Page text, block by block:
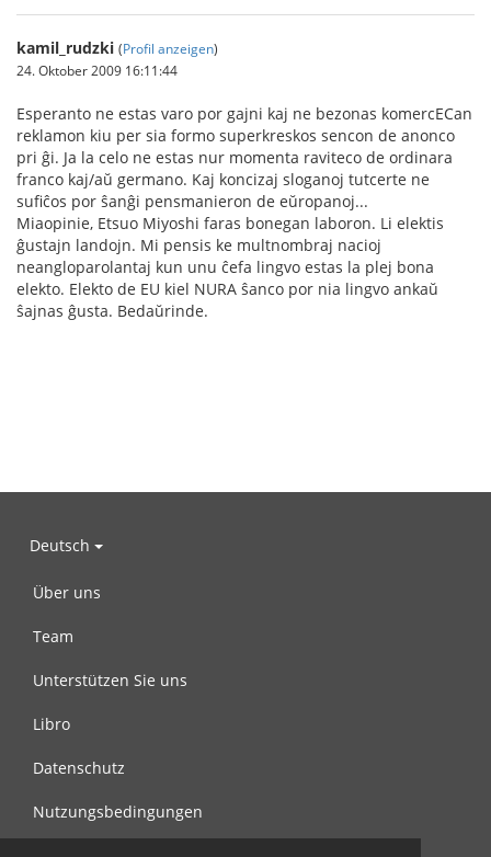
kamil_rudzki (Profil anzeigen)
24. Oktober 2009 16:11:44
Esperanto ne estas varo por gajni kaj ne bezonas komercECan
reklamon kiu per sia formo superkreskos sencon de anonco
pri ĝi. Ja la celo ne estas nur momenta raviteco de ordinara
franco kaj/aŭ germano. Kaj koncizaj sloganoj tutcerte ne
sufiĉos por ŝanĝi pensmanieron de eŭropanoj...
Miaopinie, Etsuo Miyoshi faras bonegan laboron. Li elektis
ĝustajn landojn. Mi pensis ke multnombraj nacioj
neangloparolantaj kun unu ĉefa lingvo estas la plej bona
elekto. Elekto de EU kiel NURA ŝanco por nia lingvo ankaŭ
ŝajnas ĝusta. Bedaŭrinde.
Deutsch
Über uns
Team
Unterstützen Sie uns
Libro
Datenschutz
Nutzungsbedingungen